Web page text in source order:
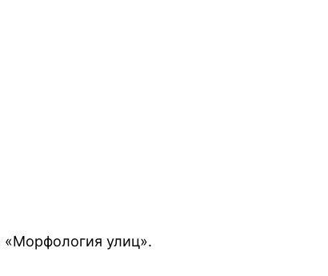
«Морфология улиц».